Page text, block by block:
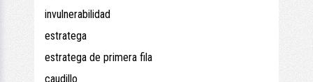
invulnerabilidad
estratega
estratega de primera fila
caudillo